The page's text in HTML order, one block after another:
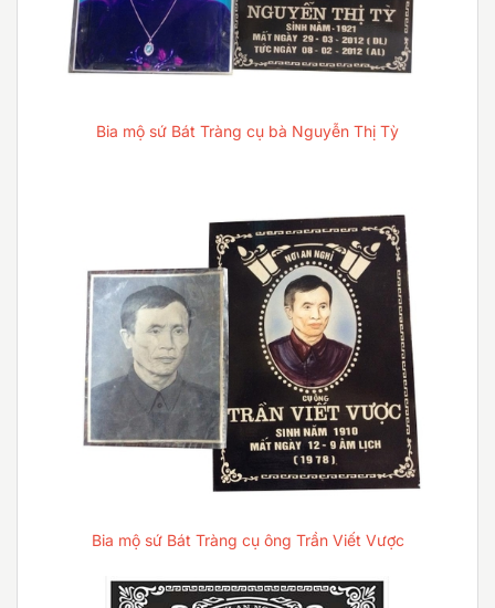
Bia mộ sứ Bát Tràng cụ bà Nguyễn Thị Tỳ
Bia mộ sứ Bát Tràng cụ ông Trần Viết Vược